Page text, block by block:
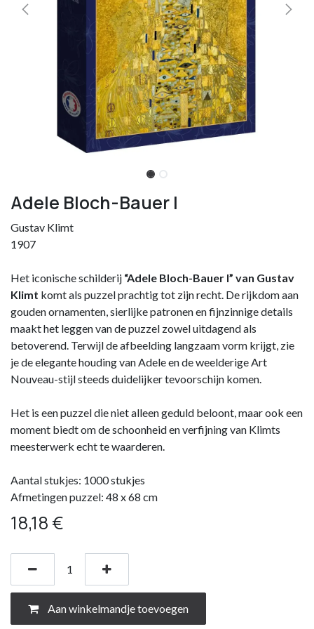
Adele Bloch-Bauer I
Gustav Klimt
1907
Het iconische schilderij “Adele Bloch-Bauer I” van Gustav
Klimt komt als puzzel prachtig tot zijn recht. De rijkdom aan
gouden ornamenten, sierlijke patronen en fijnzinnige details
maakt het leggen van de puzzel zowel uitdagend als
betoverend. Terwijl de afbeelding langzaam vorm krijgt, zie
je de elegante houding van Adele en de weelderige Art
Nouveau-stijl steeds duidelijker tevoorschijn komen.
Het is een puzzel die niet alleen geduld beloont, maar ook een
moment biedt om de schoonheid en verfijning van Klimts
meesterwerk echt te waarderen.
Aantal stukjes: 1000 stukjes
Afmetingen puzzel: 48 x 68 cm
18,18 €
Aan winkelmandje toevoegen